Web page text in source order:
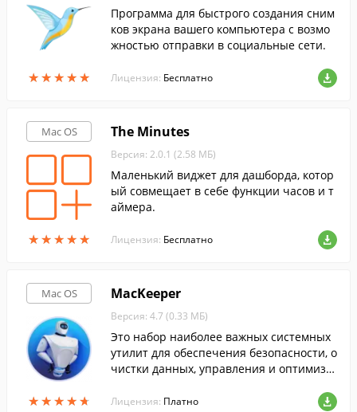
★★★★★
★★★★★
Программа для быстрого создания сним
ков экрана вашего компьютера с возмо
жностью отправки в социальные сети.
Лицензия: Бесплатно
Mac OS
★★★★★
★★★★★
The Minutes
Версия: 2.0.1 (2.58 МБ)
Маленький виджет для дашборда, котор
ый совмещает в себе функции часов и т
аймера.
Лицензия: Бесплатно
Mac OS
★★★★★
★★★★★
MacKeeper
Версия: 4.7 (0.33 МБ)
Это набор наиболее важных системных
утилит для обеспечения безопасности, о
чистки данных, управления и оптимиза
Лицензия: Платно